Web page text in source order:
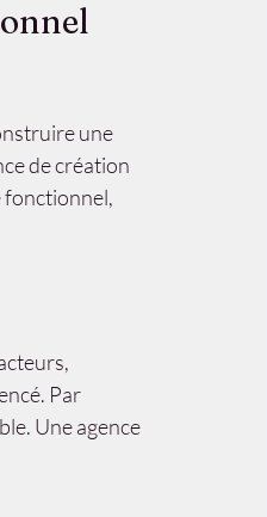
une
de création
fonctionnel,
Par
Une agence